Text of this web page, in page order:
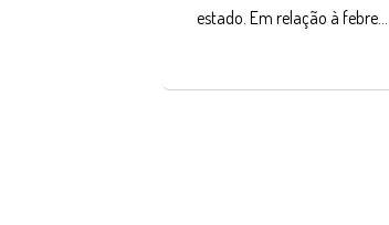
estado. Em relação à febre…